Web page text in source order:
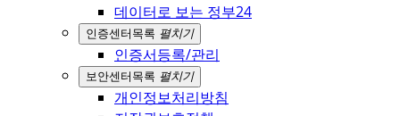
데이터로 보는 정부24
인증센터 목록 펼치기
인증서등록/관리
보안센터 목록 펼치기
개인정보처리방침